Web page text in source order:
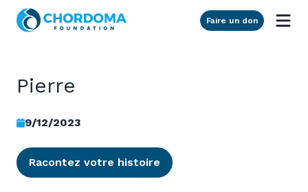
Skip to Main Content
Faire un don
Pierre
9/12/2023
Racontez votre histoire